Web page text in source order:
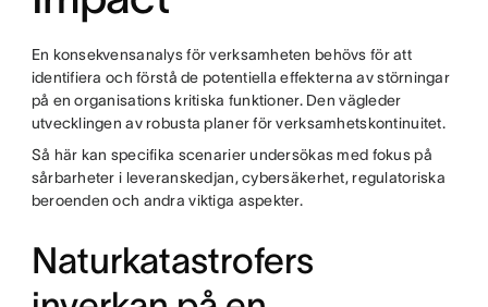
En konsekvensanalys för verksamheten behövs för att
identifiera och förstå de potentiella effekterna av störningar
på en organisations kritiska funktioner. Den vägleder
utvecklingen av robusta planer för verksamhetskontinuitet.
Så här kan specifika scenarier undersökas med fokus på
sårbarheter i leveranskedjan, cybersäkerhet, regulatoriska
beroenden och andra viktiga aspekter.
Naturkatastrofers